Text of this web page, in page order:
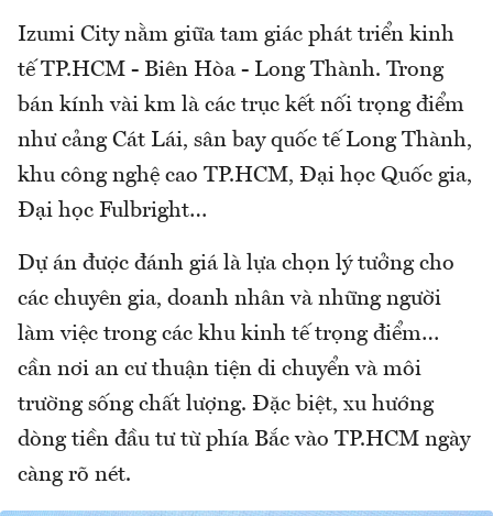
Izumi City nằm giữa tam giác phát triển kinh
tế TP.HCM - Biên Hòa - Long Thành. Trong
bán kính vài km là các trục kết nối trọng điểm
như cảng Cát Lái, sân bay quốc tế Long Thành,
khu công nghệ cao TP.HCM, Đại học Quốc gia,
Đại học Fulbright…
Dự án được đánh giá là lựa chọn lý tưởng cho
các chuyên gia, doanh nhân và những người
làm việc trong các khu kinh tế trọng điểm…
cần nơi an cư thuận tiện di chuyển và môi
trường sống chất lượng. Đặc biệt, xu hướng
dòng tiền đầu tư từ phía Bắc vào TP.HCM ngày
càng rõ nét.